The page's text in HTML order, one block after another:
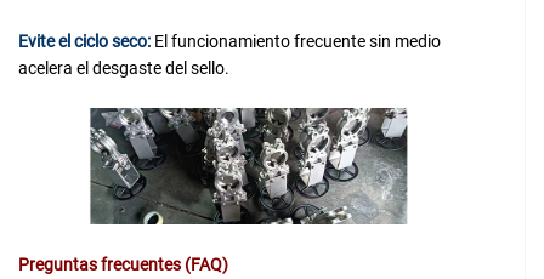
Evite el ciclo seco: El funcionamiento frecuente sin medio
acelera el desgaste del sello.
Preguntas frecuentes (FAQ)